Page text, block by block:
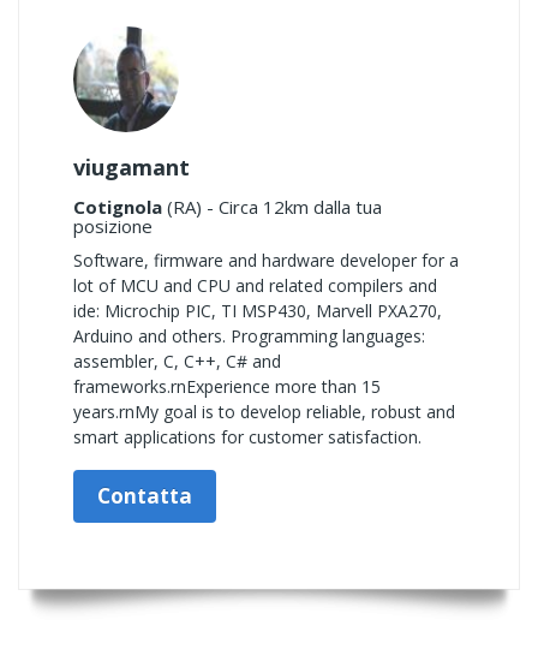
viugamant
Cotignola (RA) - Circa 12km dalla tua
posizione
Software, firmware and hardware developer for a
lot of MCU and CPU and related compilers and
ide: Microchip PIC, TI MSP430, Marvell PXA270,
Arduino and others. Programming languages:
assembler, C, C++, C# and
frameworks.rnExperience more than 15
years.rnMy goal is to develop reliable, robust and
smart applications for customer satisfaction.
Contatta